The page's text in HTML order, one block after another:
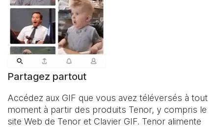
Partagez partout
Accédez aux GIF que vous avez téléversés à tout
moment à partir des produits Tenor, y compris le
site Web de Tenor et Clavier GIF. Tenor alimente